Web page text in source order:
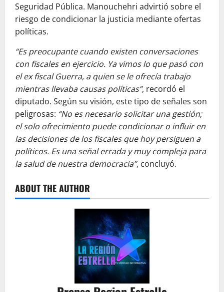
Seguridad Pública. Manouchehri advirtió sobre el
riesgo de condicionar la justicia mediante ofertas
políticas.
“Es preocupante cuando existen conversaciones
con fiscales en ejercicio. Ya vimos lo que pasó con
el ex fiscal Guerra, a quien se le ofrecía trabajo
mientras llevaba causas políticas”, recordó el
diputado. Según su visión, este tipo de señales son
peligrosas: “No es necesario solicitar una gestión;
el solo ofrecimiento puede condicionar o influir en
las decisiones de los fiscales que hoy persiguen a
políticos. Es una señal errada y muy compleja para
la salud de nuestra democracia”, concluyó.
ABOUT THE AUTHOR